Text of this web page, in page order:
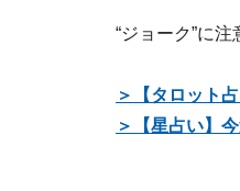
“ジョーク”に
＞【タロット
＞【星占い】